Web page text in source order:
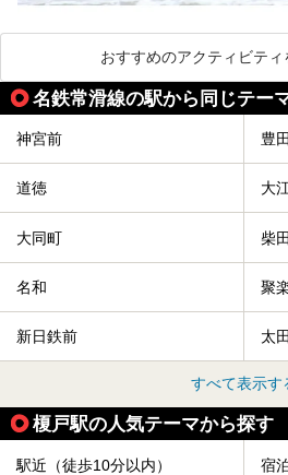
おすすめのアクティビティ
名鉄常滑線の駅から同じテー
神宮前 豊
道徳 大
大同町 柴田
名和 聚
新日鉄前 太
すべて表示す
榎戸駅の人気テーマから探す
駅近（徒歩10分以内） 宿